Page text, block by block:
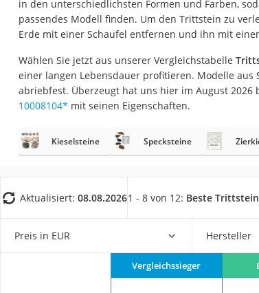
in den unterschiedlichsten Formen und Farben,
passendes Modell finden. Um den Trittstein zu
Erde mit einer Schaufel entfernen und ihn mit
Wählen Sie jetzt aus unserer Vergleichstabelle
einer langen Lebensdauer profitieren. Modelle
abriebfest. Überzeugt hat uns hier im August 2026
10008104* mit seinen Eigenschaften.
Kieselsteine Specksteine
Aktualisiert: 08.08.20261 - 8 von 12: Beste
Preis in EUR Hersteller
Vergleichssieger